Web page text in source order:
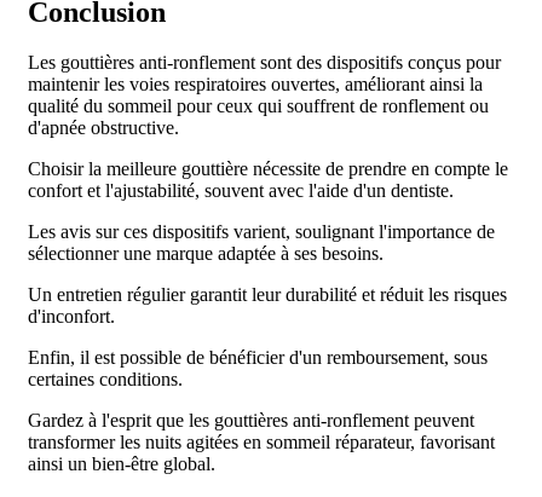
Conclusion
Les gouttières anti-ronflement sont des dispositifs conçus pour
maintenir les voies respiratoires ouvertes, améliorant ainsi la
qualité du sommeil pour ceux qui souffrent de ronflement ou
d'apnée obstructive.
Choisir la meilleure gouttière nécessite de prendre en compte le
confort et l'ajustabilité, souvent avec l'aide d'un dentiste.
Les avis sur ces dispositifs varient, soulignant l'importance de
sélectionner une marque adaptée à ses besoins.
Un entretien régulier garantit leur durabilité et réduit les risques
d'inconfort.
Enfin, il est possible de bénéficier d'un remboursement, sous
certaines conditions.
Gardez à l'esprit que les gouttières anti-ronflement peuvent
transformer les nuits agitées en sommeil réparateur, favorisant
ainsi un bien-être global.